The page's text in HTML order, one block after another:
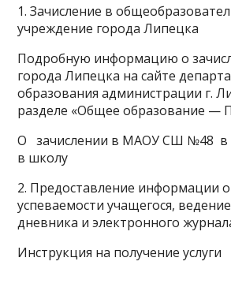
1. Зачисление в
учреждение города Липецка
Подробную информацию о
города Липецка на сайте
образования администрации г.
разделе «Общее образование —
О зачислении в МАОУ СШ №48 в
в школу
2. Предоставление информации
успеваемости учащегося,
дневника и электронного
Инструкция на получение услуги